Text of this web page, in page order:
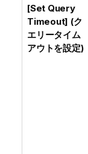
[Set Query
Timeout] (ク
エリータイム
アウトを設定)